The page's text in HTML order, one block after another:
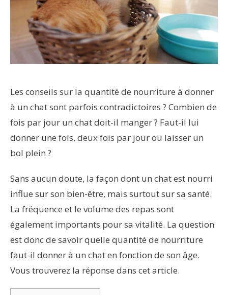
Les conseils sur la quantité de nourriture à donner
à un chat sont parfois contradictoires ? Combien de
fois par jour un chat doit-il manger ? Faut-il lui
donner une fois, deux fois par jour ou laisser un
bol plein ?
Sans aucun doute, la façon dont un chat est nourri
influe sur son bien-être, mais surtout sur sa santé.
La fréquence et le volume des repas sont
également importants pour sa vitalité. La question
est donc de savoir quelle quantité de nourriture
faut-il donner à un chat en fonction de son âge.
Vous trouverez la réponse dans cet article.